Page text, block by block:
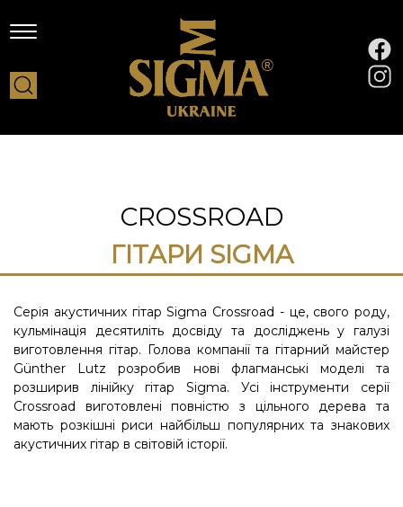
CROSSROAD
ГІТАРИ SIGMA
Серія акустичних гітар Sigma Crossroad - це, свого роду,
кульмінація десятиліть досвіду та досліджень у галузі
виготовлення гітар. Голова компанії та гітарний майстер
Günther Lutz розробив нові флагманські моделі та
розширив лінійку гітар Sigma. Усі інструменти серії
Crossroad виготовлені повністю з цільного дерева та
мають розкішні риси найбільш популярних та знакових
акустичних гітар в світовій історії.